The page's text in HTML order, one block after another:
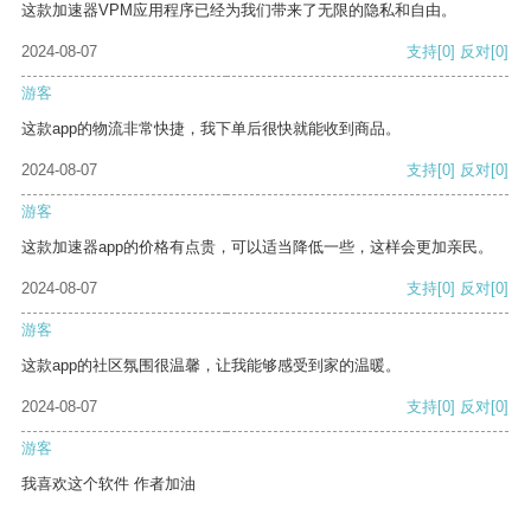
这款加速器VPM应用程序已经为我们带来了无限的隐私和自由。
2024-08-07 支持[0] 反对[0]
游客
这款app的物流非常快捷，我下单后很快就能收到商品。
2024-08-07 支持[0] 反对[0]
游客
这款加速器app的价格有点贵，可以适当降低一些，这样会更加亲民。
2024-08-07 支持[0] 反对[0]
游客
这款app的社区氛围很温馨，让我能够感受到家的温暖。
2024-08-07 支持[0] 反对[0]
游客
我喜欢这个软件 作者加油